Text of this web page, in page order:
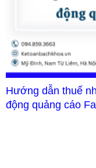
Hướng dẫn thuế
động quảng cáo